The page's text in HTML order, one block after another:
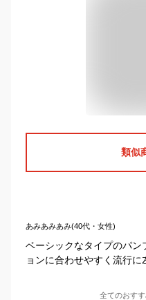
類似
あみあみあみ(40代・女性)
ベーシックなタイプのパン
ョンに合わせやすく流行
全てのおすす